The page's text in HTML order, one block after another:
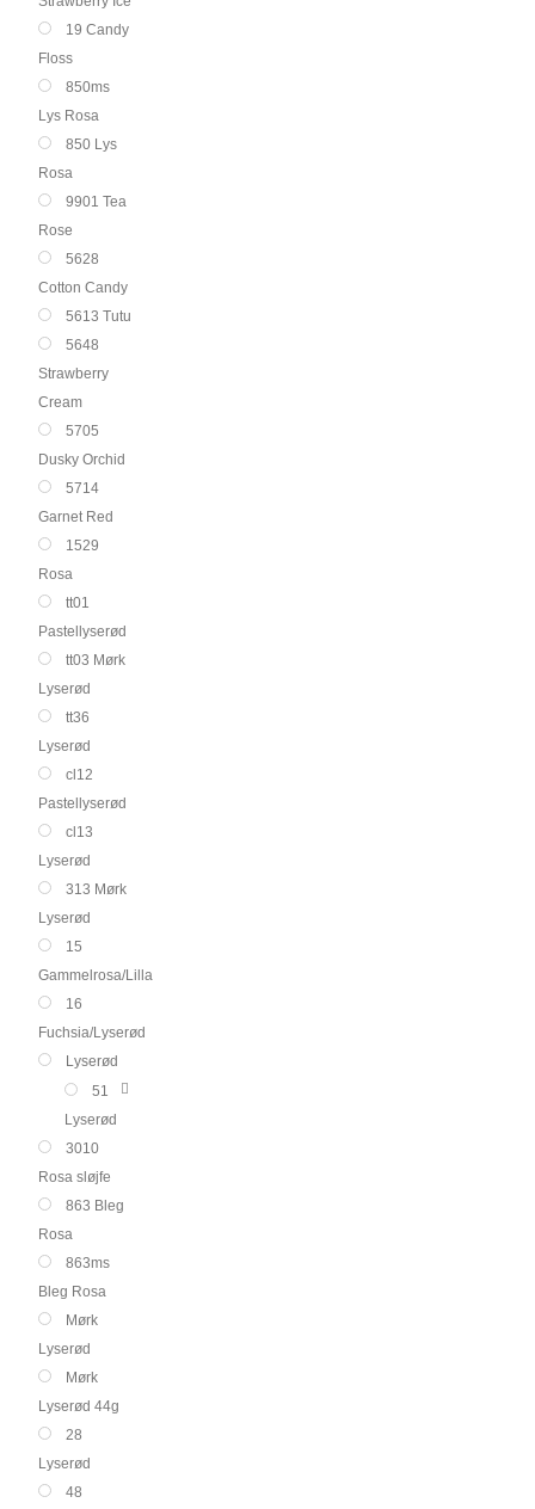
19 Candy
Floss
850ms
Lys Rosa
850 Lys
Rosa
9901 Tea
Rose
5628
Cotton Candy
5613 Tutu
5648
Strawberry
Cream
5705
Dusky Orchid
5714
Garnet Red
1529
Rosa
tt01
Pastellyserød
tt03 Mørk
Lyserød
tt36
Lyserød
cl12
Pastellyserød
cl13
Lyserød
313 Mørk
Lyserød
15
Gammelrosa/Lilla
16
Fuchsia/Lyserød
Lyserød
51
Lyserød
3010
Rosa sløjfe
863 Bleg
Rosa
863ms
Bleg Rosa
Mørk
Lyserød
Mørk
Lyserød 44g
28
Lyserød
48